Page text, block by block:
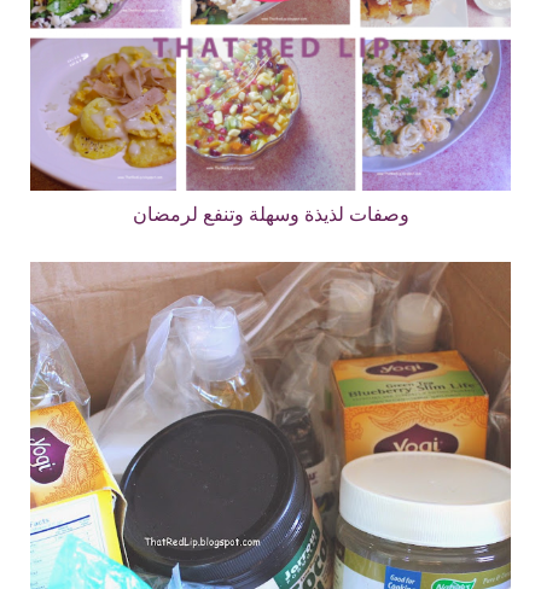
وصفات لذيذة وسهلة وتنفع لرمضان